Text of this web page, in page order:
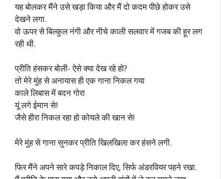
यह बोलकर मैंने उसे खड़ा किया और मैं दो कदम पीछे होकर उसे
देखने लगा.
वो ऊपर से बिल्कुल नंगी और नीचे काली सलवार में गजब की हूर लग
रही थी.
प्रीति हंसकर बोली- ऐसे क्या देख रहे हो?
तो मेरे मुंह से अनायास ही एक गाना निकल गया
काले लिबास में बदन गोरा
यूं लगे ईमान से!
जैसे हीरा निकल रहा हो कोयले की खान से!
मेरे मुंह से गाना सुनकर प्रीति खिलखिला कर हंसने लगी.
फिर मैंने अपने सारे कपड़े निकाल दिए, सिर्फ अंडरवियर पहने रखा.